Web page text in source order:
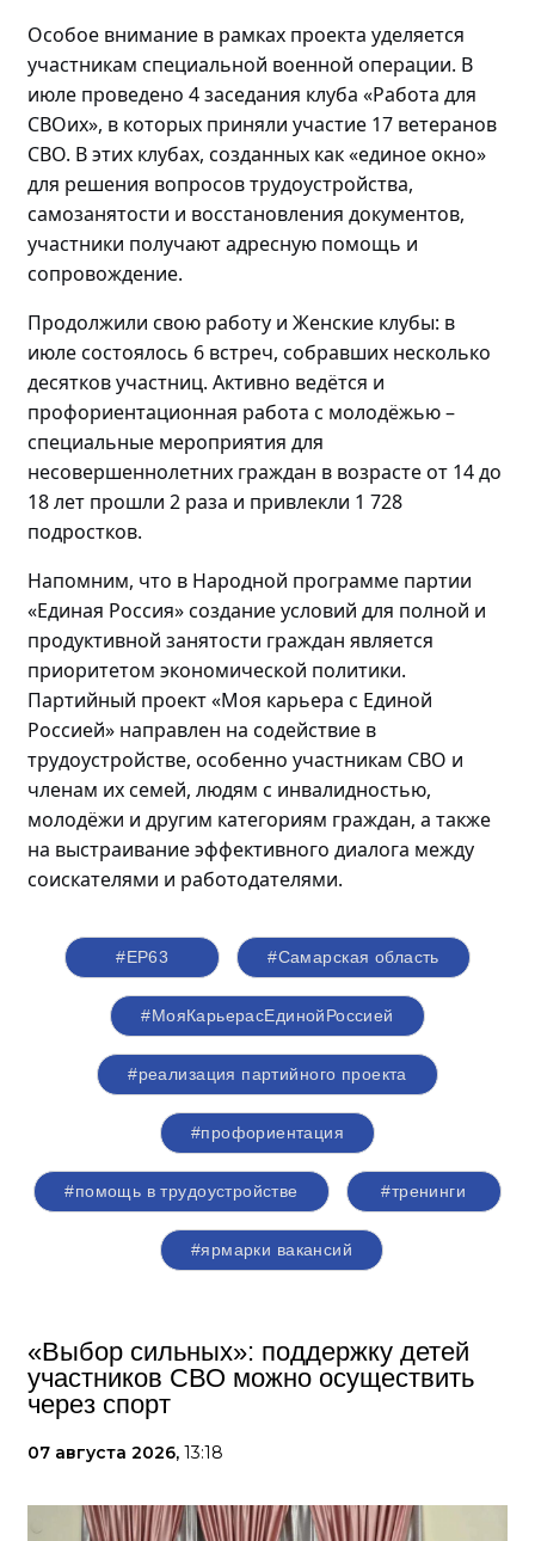
Особое внимание в рамках проекта уделяется
участникам специальной военной операции. В
июле проведено 4 заседания клуба «Работа для
СВОих», в которых приняли участие 17 ветеранов
СВО. В этих клубах, созданных как «единое окно»
для решения вопросов трудоустройства,
самозанятости и восстановления документов,
участники получают адресную помощь и
сопровождение.
Продолжили свою работу и Женские клубы: в
июле состоялось 6 встреч, собравших несколько
десятков участниц. Активно ведётся и
профориентационная работа с молодёжью–
специальные мероприятия для
несовершеннолетних граждан в возрасте от 14 до
18 лет прошли 2 раза и привлекли 1 728
подростков.
Напомним, что в Народной программе партии
«Единая Россия» создание условий для полной и
продуктивной занятости граждан является
приоритетом экономической политики.
Партийный проект «Моя карьера с Единой
Россией» направлен на содействие в
трудоустройстве, особенно участникам СВО и
членам их семей, людям с инвалидностью,
молодёжи и другим категориям граждан, а также
на выстраивание эффективного диалога между
соискателями и работодателями.
#ЕР63 #Самарская область
#МояКарьерасЕдинойРоссией
#реализация партийного проекта
#профориентация
#помощь в трудоустройстве #тренинги
#ярмарки вакансий
«Выбор сильных»: поддержку детей
участников СВО можно осуществить
через спорт
07 августа 2026, 13:18